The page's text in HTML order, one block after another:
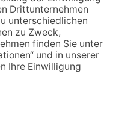
wird. Der
von
vergleichbaren